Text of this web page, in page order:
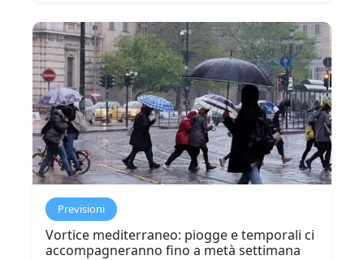
Previsioni
Vortice mediterraneo: piogge e temporali ci
accompagneranno fino a metà settimana